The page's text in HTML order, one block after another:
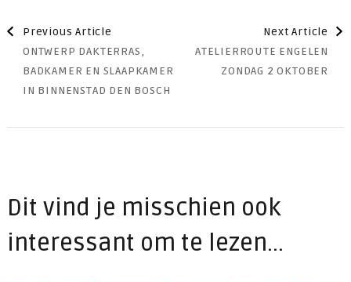
Post
Navigation
Previous Article
ONTWERP DAKTERRAS,
BADKAMER EN SLAAPKAMER
IN BINNENSTAD DEN BOSCH
Next Article
ATELIERROUTE ENGELEN
ZONDAG 2 OKTOBER
Dit vind je misschien ook
interessant om te lezen...